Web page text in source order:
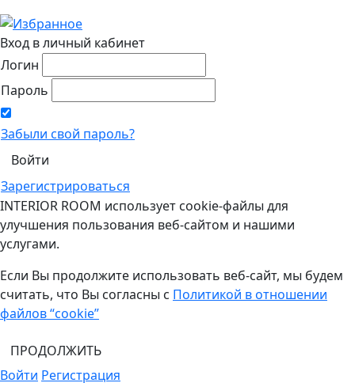
Вход в личный кабинет
Логин
Пароль
Забыли свой пароль?
Зарегистрироваться
INTERIOR ROOM использует cookie-файлы для
улучшения пользования веб-сайтом и нашими
услугами.
Если Вы продолжите использовать веб-сайт, мы будем
считать, что Вы согласны с Политикой в отношении
файлов “cookie”
ПРОДОЛЖИТЬ
Войти Регистрация